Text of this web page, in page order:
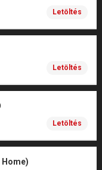
Letöltés
Letöltés
Letöltés
Home)